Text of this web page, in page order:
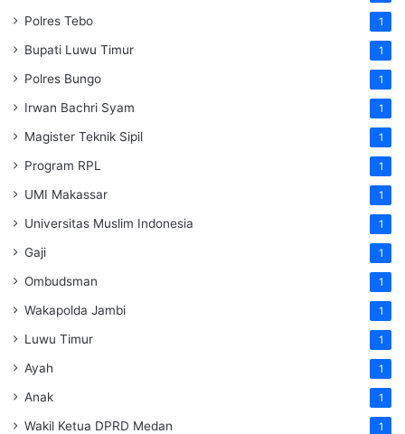
Polres Tebo 1
Bupati Luwu Timur 1
Polres Bungo 1
Irwan Bachri Syam 1
Magister Teknik Sipil 1
Program RPL 1
UMI Makassar 1
Universitas Muslim Indonesia 1
Gaji 1
Ombudsman 1
Wakapolda Jambi 1
Luwu Timur 1
Ayah 1
Anak 1
Wakil Ketua DPRD Medan 1